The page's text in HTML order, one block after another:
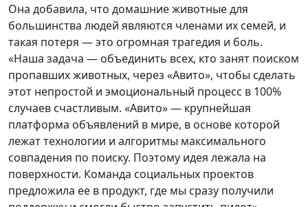
Она добавила, что домашние животные для
большинства людей являются членами их семей, и
такая потеря — это огромная трагедия и боль.
«Наша задача — объединить всех, кто занят поиском
пропавших животных, через «Авито», чтобы сделать
этот непростой и эмоциональный процесс в 100%
случаев счастливым. «Авито» — крупнейшая
платформа объявлений в мире, в основе которой
лежат технологии и алгоритмы максимального
совпадения по поиску. Поэтому идея лежала на
поверхности. Команда социальных проектов
предложила ее в продукт, где мы сразу получили